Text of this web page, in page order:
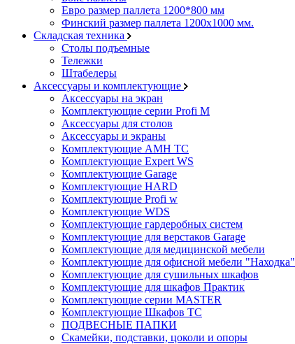
Евро размер паллета 1200*800 мм
Финский размер паллета 1200х1000 мм.
Складская техника
Столы подъемные
Тележки
Штабелеры
Аксессуары и комплектующие
Аксессуары на экран
Комплектующие серии Profi M
Аксессуары для столов
Аксессуары и экраны
Комплектующие AMH TC
Комплектующие Expert WS
Комплектующие Garage
Комплектующие HARD
Комплектующие Profi w
Комплектующие WDS
Комплектующие гардеробных систем
Комплектующие для верстаков Garage
Комплектующие для медицинской мебели
Комплектующие для офисной мебели "Находка"
Комплектующие для сушильных шкафов
Комплектующие для шкафов Практик
Комплектующие серии MASTER
Комплектующие Шкафов ТС
ПОДВЕСНЫЕ ПАПКИ
Скамейки, подставки, цоколи и опоры